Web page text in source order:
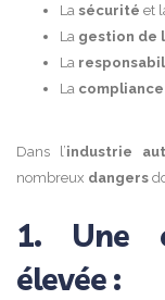
La sécurité et
La gestion de
La
La
Dans l’industrie
nombreux dangers
1. Une
élevée :